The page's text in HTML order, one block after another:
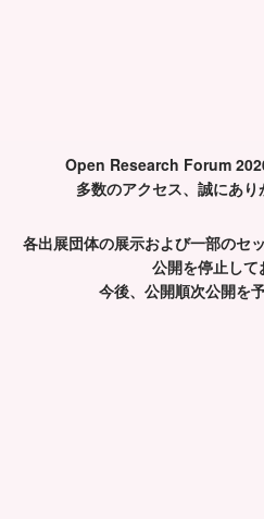
Open Research Forum
多数のアクセス、誠にあり
各出展団体の展示および一部のセ
公開を停止して
今後、公開順次公開を